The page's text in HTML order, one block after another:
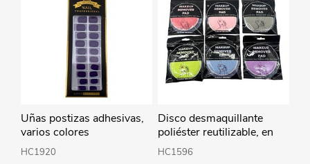
Uñas postizas adhesivas,
varios colores
HC1920
Disco desmaquillante
poliéster reutilizable, en
bolsa varios colores
HC1596